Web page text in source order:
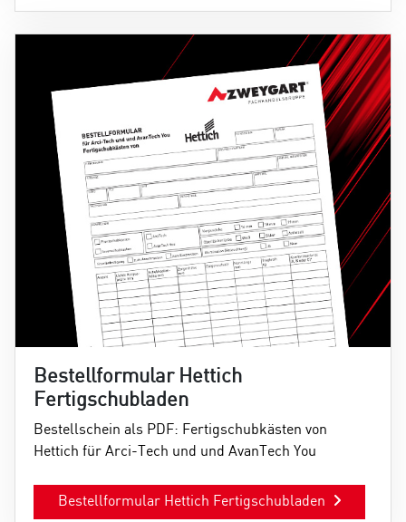
Bestellformular Hettich
Fertigschubladen
Bestellschein als PDF: Fertigschubkästen von
Hettich für Arci-Tech und und AvanTech You
Bestellformular Hettich Fertigschubladen